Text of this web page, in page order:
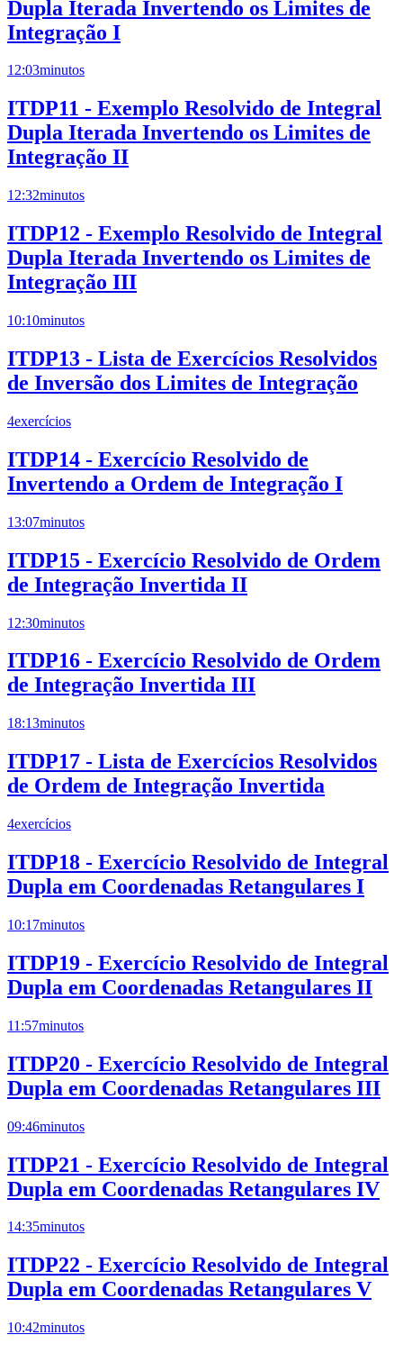
Dupla Iterada Invertendo os Limites de
Integração I
12:03minutos
ITDP11 - Exemplo Resolvido de Integral
Dupla Iterada Invertendo os Limites de
Integração II
12:32minutos
ITDP12 - Exemplo Resolvido de Integral
Dupla Iterada Invertendo os Limites de
Integração III
10:10minutos
ITDP13 - Lista de Exercícios Resolvidos
de Inversão dos Limites de Integração
4exercícios
ITDP14 - Exercício Resolvido de
Invertendo a Ordem de Integração I
13:07minutos
ITDP15 - Exercício Resolvido de Ordem
de Integração Invertida II
12:30minutos
ITDP16 - Exercício Resolvido de Ordem
de Integração Invertida III
18:13minutos
ITDP17 - Lista de Exercícios Resolvidos
de Ordem de Integração Invertida
4exercícios
ITDP18 - Exercício Resolvido de Integral
Dupla em Coordenadas Retangulares I
10:17minutos
ITDP19 - Exercício Resolvido de Integral
Dupla em Coordenadas Retangulares II
11:57minutos
ITDP20 - Exercício Resolvido de Integral
Dupla em Coordenadas Retangulares III
09:46minutos
ITDP21 - Exercício Resolvido de Integral
Dupla em Coordenadas Retangulares IV
14:35minutos
ITDP22 - Exercício Resolvido de Integral
Dupla em Coordenadas Retangulares V
10:42minutos